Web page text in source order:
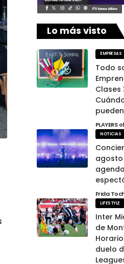
Lo más visto
EMPRESAS
Todo
Clases
PLAYERS
NOTICIAS
agosto
Frida
LIFESTYLE
Inter
de
duelo